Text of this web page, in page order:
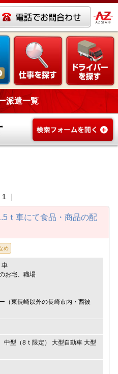
派遣一覧
1
ｔ車にて食品・商品の配
め
車
お宅、職場
（東長崎以外の長崎市内・西彼
中型（8ｔ限定） 大型自動車 大型